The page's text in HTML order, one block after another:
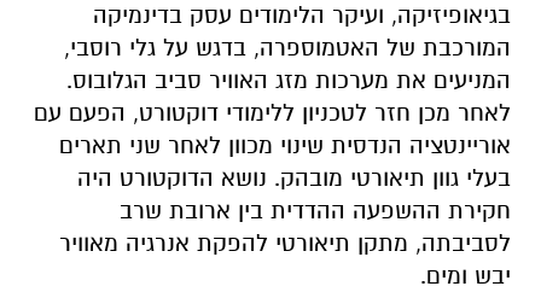
בגיאופיזיקה, ועיקר הלימודים עסק בדינמיקה
המורכבת של האטמוספרה, בדגש על גלי רוסבי,
המניעים את מערכות מזג האוויר סביב הגלובוס.
לאחר מכן חזר לטכניון ללימודי דוקטורט, הפעם עם
אוריינטציה הנדסית שינוי מכוון לאחר שני תארים
בעלי גוון תיאורטי מובהק. נושא הדוקטורט היה
חקירת ההשפעה ההדדית בין ארובת שרב
לסביבתה, מתקן תיאורטי להפקת אנרגיה מאוויר
יבש ומים.